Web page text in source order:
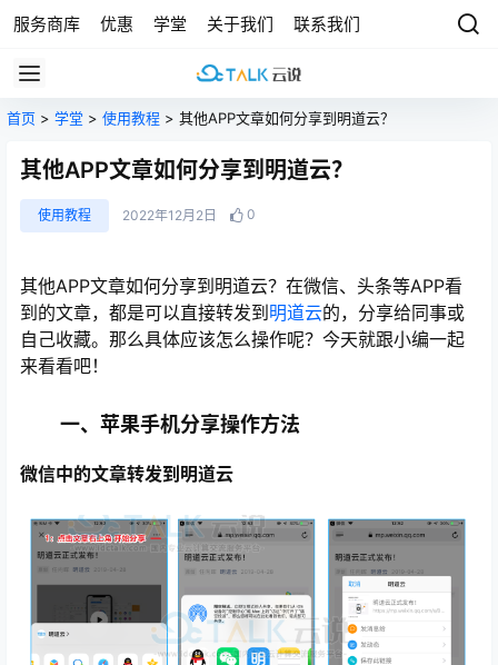
服务商库 优惠 学堂 关于我们 联系我们
首页 > 学堂 > 使用教程 > 其他APP文章如何分享到明道云？
其他APP文章如何分享到明道云？
使用教程 2022年12月2日 0
其他APP文章如何分享到明道云？在微信、头条等APP看
到的文章，都是可以直接转发到 明道云的，分享给同事或
自己收藏。那么具体应该怎么操作呢？今天就跟小编一起
来看看吧！
一、苹果手机分享操作方法
微信中的文章转发到明道云